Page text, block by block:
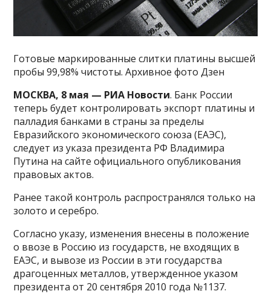
Готовые маркированные слитки платины высшей
пробы 99,98% чистоты. Архивное фото Дзен
МОСКВА, 8 мая — РИА Новости. Банк России
теперь будет контролировать экспорт платины и
палладия банками в страны за пределы
Евразийского экономического союза (ЕАЭС),
следует из указа президента РФ Владимира
Путина на сайте официального опубликования
правовых актов.
Ранее такой контроль распространялся только на
золото и серебро.
Согласно указу, изменения внесены в положение
о ввозе в Россию из государств, не входящих в
ЕАЭС, и вывозе из России в эти государства
драгоценных металлов, утвержденное указом
президента от 20 сентября 2010 года №1137.